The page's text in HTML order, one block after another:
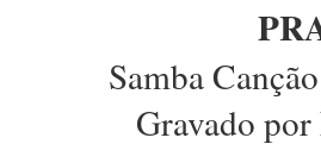
Samba
Gravado